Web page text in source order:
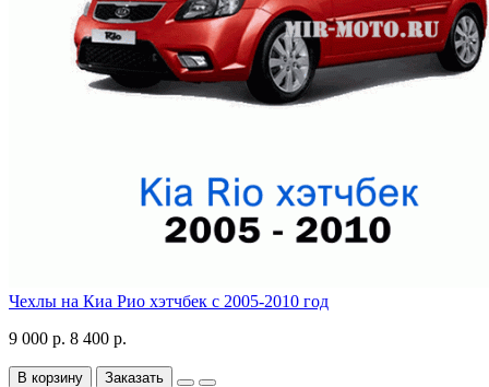
Чехлы на Киа Рио хэтчбек с 2005-2010 год
9 000 р. 8 400 р.
В корзину Заказать